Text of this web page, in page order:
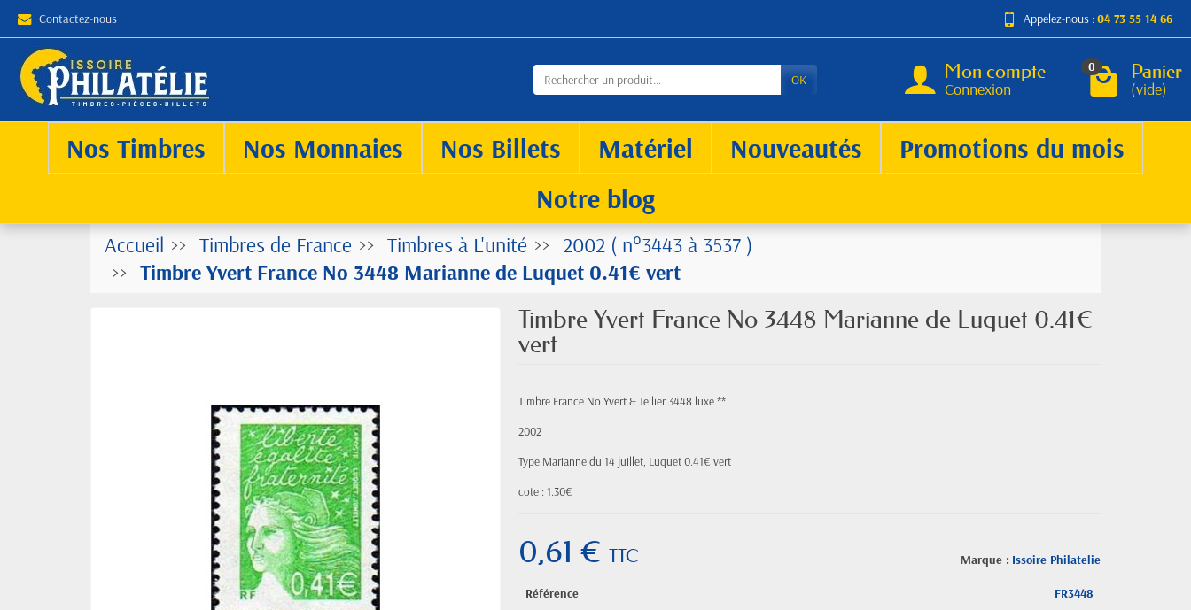
Contactez-nous Appelez-nous :04 73 55 14 66
OK Mon compte
Connexion
0 Panier
(vide)
Nos Timbres Nos Monnaies Nos Billets Matériel Nouveautés
Promotions du mois
Notre blog
Accueil Timbres de France Timbres à L'unité
2002 ( n°3443 à 3537 )
Timbre Yvert France No 3448 Marianne de Luquet 0.41€ vert
Timbre Yvert France No 3448 Marianne de Luquet 0.41€
vert
Timbre France No Yvert & Tellier 3448 luxe **
2002
Type Marianne du 14 juillet, Luquet 0.41€ vert
cote : 1.30€
Marque : Issoire Philatelie
0,61 €TTC
Référence FR3448